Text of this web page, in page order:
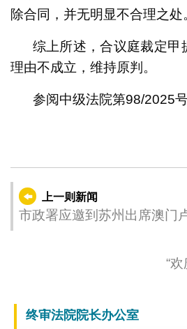
除合同，并无明显不合理之处
综上所述，合议庭裁定甲
理由不成立，维持原判。
参阅中级法院第98/2025
上一则新闻
市政署应邀到苏州出席澳门
“
终审法院院长办公室